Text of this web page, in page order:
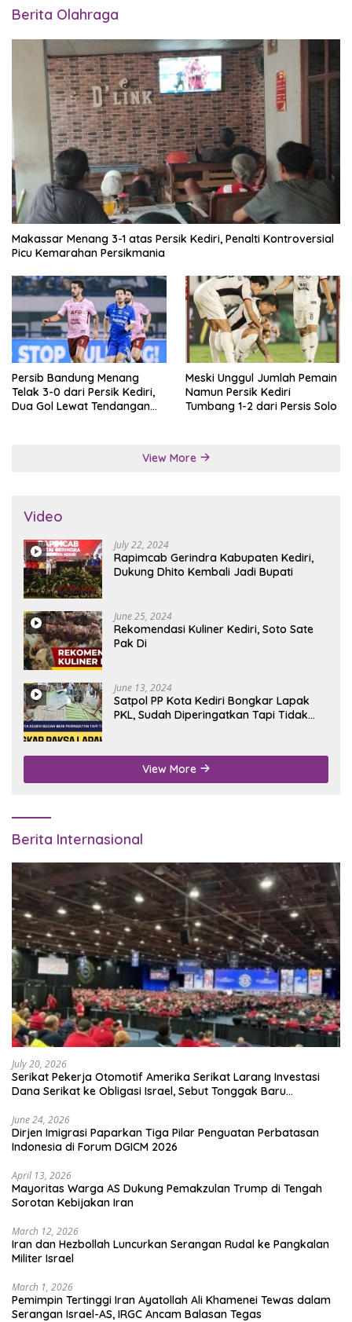
Berita Olahraga
Makassar Menang 3-1 atas Persik Kediri, Penalti Kontroversial
Picu Kemarahan Persikmania
Persib Bandung Menang
Telak 3-0 dari Persik Kediri,
Dua Gol Lewat Tendangan
Meski Unggul Jumlah Pemain
Namun Persik Kediri
Tumbang 1-2 dari Persis Solo
View More
Video
July 22, 2024
Rapimcab Gerindra Kabupaten Kediri,
Dukung Dhito Kembali Jadi Bupati
June 25, 2024
Rekomendasi Kuliner Kediri, Soto Sate
Pak Di
June 13, 2024
Satpol PP Kota Kediri Bongkar Lapak
PKL, Sudah Diperingatkan Tapi Tidak
View More
Berita Internasional
July 20, 2026
Serikat Pekerja Otomotif Amerika Serikat Larang Investasi
Dana Serikat ke Obligasi Israel, Sebut Tonggak Baru
June 24, 2026
Dirjen Imigrasi Paparkan Tiga Pilar Penguatan Perbatasan
Indonesia di Forum DGICM 2026
April 13, 2026
Mayoritas Warga AS Dukung Pemakzulan Trump di Tengah
Sorotan Kebijakan Iran
March 12, 2026
Iran dan Hezbollah Luncurkan Serangan Rudal ke Pangkalan
Militer Israel
March 1, 2026
Pemimpin Tertinggi Iran Ayatollah Ali Khamenei Tewas dalam
Serangan Israel-AS, IRGC Ancam Balasan Tegas